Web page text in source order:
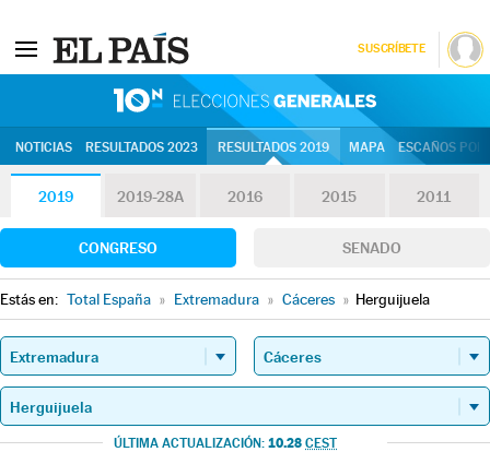
SUSCRÍBETE
NOTICIAS RESULTADOS 2023 RESULTADOS 2019 MAPA ESCAÑOS
2019 2019-28A 2016 2015 2011
CONGRESO SENADO
Estás en: Total España » Extremadura » Cáceres » Herguijuela
ÚLTIMA ACTUALIZACIÓN: 10.28 CEST